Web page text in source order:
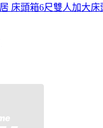
床頭箱6尺雙人加大床